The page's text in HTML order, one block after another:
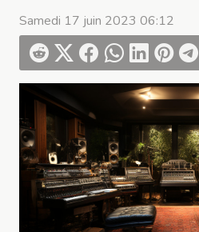
Samedi 17 juin 2023 06:12